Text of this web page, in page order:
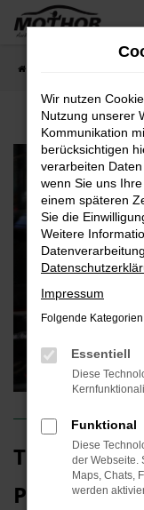
Zum
Top
Wir nutzen
Nutzung unserer
Kommunikation
berücksichtigen
verarbeiten
wenn Sie uns
einem späteren
Sie die
Weitere
Impressum
Folgende
Essentiell
Diese
Funktional
Diese
der Webseite.
Maps, Chats,
werden